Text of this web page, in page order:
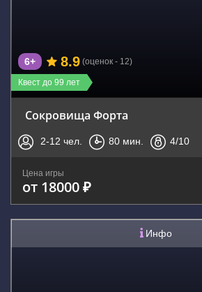
Квест до 99 лет
6+ 8.9 (оценок - 12)
Сокровища Форта
2-12 чел. 80 мин. 4/10
Цена игры
от 18000 ₽
Инфо